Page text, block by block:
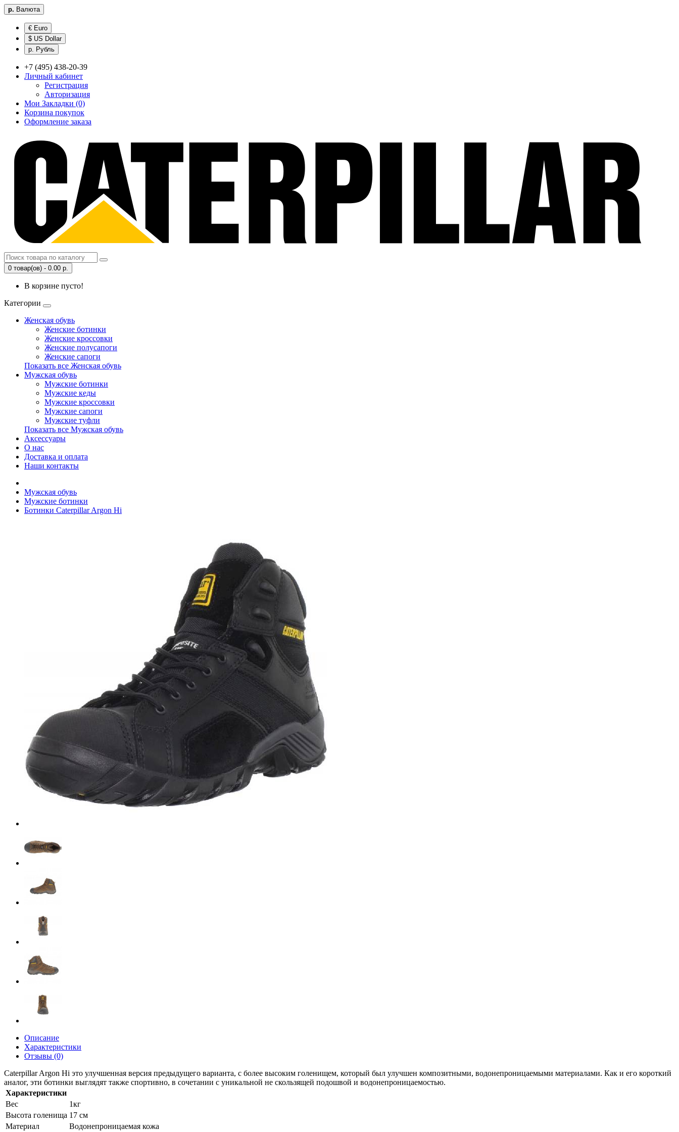
р. Валюта
€ Euro
$ US Dollar
р. Рубль
+7 (495) 438-20-39
Личный кабинет
Регистрация
Авторизация
Мои Закладки (0)
Корзина покупок
Оформление заказа
0 товар(ов) - 0.00 р.
В корзине пусто!
Категории
Женская обувь
Женские ботинки
Женские кроссовки
Женские полусапоги
Женские сапоги
Показать все Женская обувь
Мужская обувь
Мужские ботинки
Мужские кеды
Мужские кроссовки
Мужские сапоги
Мужские туфли
Показать все Мужская обувь
Аксессуары
О нас
Доставка и оплата
Наши контакты
Мужская обувь
Мужские ботинки
Ботинки Caterpillar Argon Hi
Описание
Характеристики
Отзывы (0)
Caterpillar Argon Hi это улучшенная версия предыдущего варианта, с более высоким голенищем, который был улучшен композитными, водонепроницаемыми материалами. Как и его короткий
аналог, эти ботинки выглядят также спортивно, в сочетании с уникальной не скользящей подошвой и водонепроницаемостью.
Характеристики
Вес
1кг
Высота голенища 17 см
Материал
Водонепроницаемая кожа